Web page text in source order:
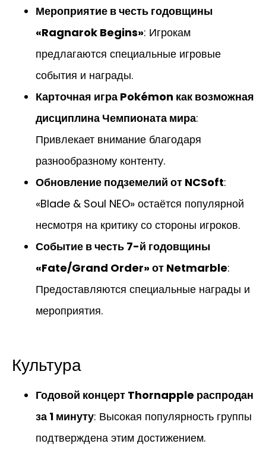
Мероприятие в честь годовщины
«Ragnarok Begins»: Игрокам
предлагаются специальные игровые
события и награды.
Карточная игра Pokémon как возможная
дисциплина Чемпионата мира:
Привлекает внимание благодаря
разнообразному контенту.
Обновление подземелий от NCSoft:
«Blade & Soul NEO» остаётся популярной
несмотря на критику со стороны игроков.
Событие в честь 7-й годовщины
«Fate/Grand Order» от Netmarble:
Предоставляются специальные награды и
мероприятия.
Культура
Годовой концерт Thornapple распродан
за 1 минуту: Высокая популярность группы
подтверждена этим достижением.